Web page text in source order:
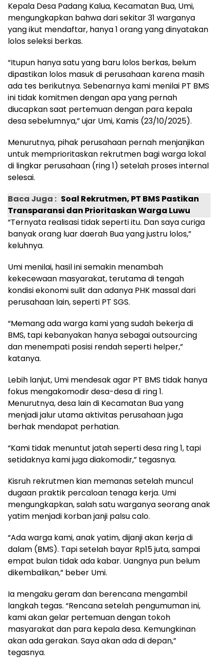
Kepala Desa Padang Kalua, Kecamatan Bua, Umi,
mengungkapkan bahwa dari sekitar 31 warganya
yang ikut mendaftar, hanya 1 orang yang dinyatakan
lolos seleksi berkas.
“Itupun hanya satu yang baru lolos berkas, belum
dipastikan lolos masuk di perusahaan karena masih
ada tes berikutnya. Sebenarnya kami menilai PT BMS
ini tidak komitmen dengan apa yang pernah
diucapkan saat pertemuan dengan para kepala
desa sebelumnya,” ujar Umi, Kamis (23/10/2025).
Menurutnya, pihak perusahaan pernah menjanjikan
untuk memprioritaskan rekrutmen bagi warga lokal
di lingkar perusahaan (ring 1) setelah proses internal
selesai.
Baca Juga : Soal Rekrutmen, PT BMS Pastikan
Transparansi dan Prioritaskan Warga Luwu
“Ternyata realisasi tidak seperti itu. Dan saya curiga
banyak orang luar daerah Bua yang justru lolos,”
keluhnya.
Umi menilai, hasil ini semakin menambah
kekecewaan masyarakat, terutama di tengah
kondisi ekonomi sulit dan adanya PHK massal dari
perusahaan lain, seperti PT SGS.
“Memang ada warga kami yang sudah bekerja di
BMS, tapi kebanyakan hanya sebagai outsourcing
dan menempati posisi rendah seperti helper,”
katanya.
Lebih lanjut, Umi mendesak agar PT BMS tidak hanya
fokus mengakomodir desa-desa di ring 1.
Menurutnya, desa lain di Kecamatan Bua yang
menjadi jalur utama aktivitas perusahaan juga
berhak mendapat perhatian.
“Kami tidak menuntut jatah seperti desa ring 1, tapi
setidaknya kami juga diakomodir,” tegasnya.
Kisruh rekrutmen kian memanas setelah muncul
dugaan praktik percaloan tenaga kerja. Umi
mengungkapkan, salah satu warganya seorang anak
yatim menjadi korban janji palsu calo.
“Ada warga kami, anak yatim, dijanji akan kerja di
dalam (BMS). Tapi setelah bayar Rp15 juta, sampai
empat bulan tidak ada kabar. Uangnya pun belum
dikembalikan,” beber Umi.
Ia mengaku geram dan berencana mengambil
langkah tegas. “Rencana setelah pengumuman ini,
kami akan gelar pertemuan dengan tokoh
masyarakat dan para kepala desa. Kemungkinan
akan ada gerakan. Saya akan ada di depan,”
tegasnya.